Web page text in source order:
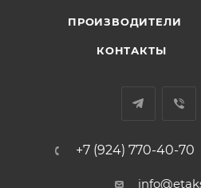
ПРОИЗВОДИТЕЛИ
КОНТАКТЫ
+7 (924) 770-40-70